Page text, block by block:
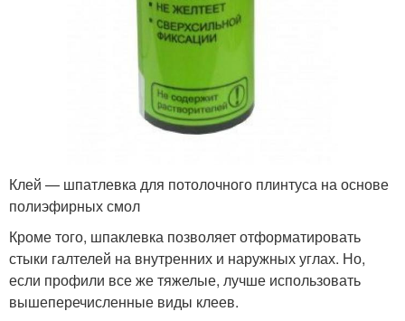
Клей — шпатлевка для потолочного плинтуса на основе
полиэфирных смол
Кроме того, шпаклевка позволяет отформатировать
стыки галтелей на внутренних и наружных углах. Но,
если профили все же тяжелые, лучше использовать
вышеперечисленные виды клеев.